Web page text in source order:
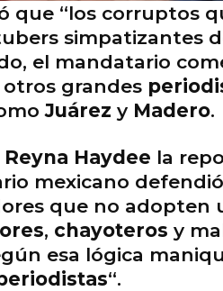
que “los corruptos
simpatizantes
el mandatario
otros grandes
Juárez y Madero.
Reyna Haydee la
mexicano
que no
, chayoteros y
esa lógica
“.